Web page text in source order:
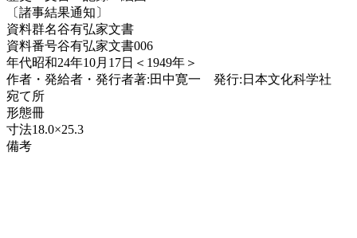
〔諸事結果通知〕
資料群名谷有弘家文書
資料番号谷有弘家文書006
年代昭和24年10月17日＜1949年＞
作者・発給者・発行者著:田中寛一 発行:日本文化科学社
宛て所
形態冊
寸法18.0×25.3
備考